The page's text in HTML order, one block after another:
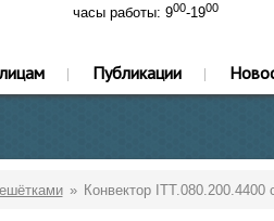
часы работы: 900-1900
Публикации
Конвектор